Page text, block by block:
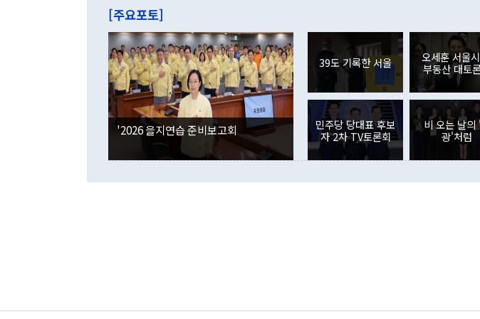
이 9월 러시아 블라디보스토크에서 열리는 '동
며 "정부 차원에서 (참석을) 검토하고 있다"고
은 "그것은 외교부의 몫"이라며 "아직 거기까
잘랐다. 정 장관이 이날 소개한 대북 구상과 설
않았다는 점에서 문제가 있다. 특히 주적 표현
사합의 복원, 4자회담 추진 등은 통일부 장관
권이라는 지적이 나오고 있다. 이 대통령은 정
뒤 "여기 업무보고에 발표했다고 승인난 건 아
부의 한 소식통은 "정 장관의 발언 내용은 대부
를 거쳐 결정된 사안이 아닌 정 장관의 개인적
련 부처 장관이 정부의 공식 정책이 아닌 사안
하고 대통령의 면전에서 '국군통수권자가 나서
이나 미국은 북한에 선비핵화를 공식적으로 요
였던 올해 3월(369억9000만달러)을 넘어선
인의 해외투자가 80억1000만달러, 외국인의
각각 증가했다. 증권투자에서는 외국인의 국내
국인의 국내 주식 투자는 차익실현 매도 등의
감소하며 전월(-310억5000만달러)에 이어 역
경신했다. 외국인의 국내 채권투자는 세계국채
분기 말 만기도래 영향으로 증가 폭이 줄어든
다. 내국인의 해외 증권투자는 주식을 중심으
다. eoyn2@newspim.com
[주요포토]
'2026 을지연습 준비보고회
39도 기록한 서울
오세훈 서울
부동산 대토
민주당 당대표 후보
자 2차 TV토론회
비 오는 날의
광'처럼